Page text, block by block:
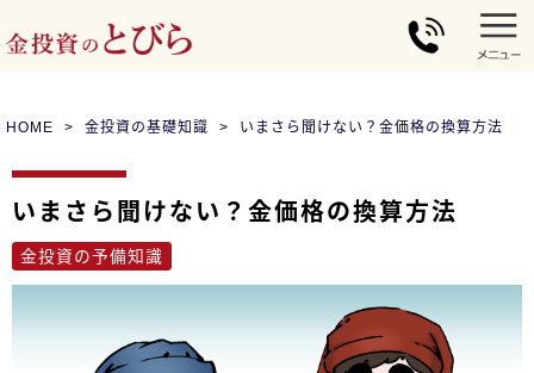
HOME 金投資の基礎知識 いまさら聞けない？金価格の換算方法
いまさら聞けない？金価格の換算方法
金投資の予備知識